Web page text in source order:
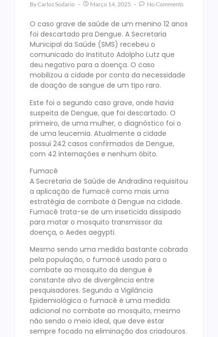
ByCarlos Sodario Março 14, 2025 No Comments
O caso grave de saúde de um menino 12 anos
foi descartado pra Dengue. A Secretaria
Municipal da Saúde (SMS) recebeu o
comunicado do Instituto Adolpho Lutz que
deu negativo para a doença. O caso
mobilizou a cidade por conta da necessidade
de doação de sangue de um tipo raro.
Este foi o segundo caso grave, onde havia
suspeita de Dengue, que foi descartado. O
primeiro, de uma mulher, o diagnóstico foi o
de uma leucemia. Atualmente a cidade
possui 242 casos confirmados de Dengue,
com 42 internações e nenhum óbito.
Fumacê
A Secretaria de Saúde de Andradina requisitou
a aplicação de fumacê como mais uma
estratégia de combate à Dengue na cidade.
Fumacê trata-se de um inseticida dissipado
para matar o mosquito transmissor da
doença, o Aedes aegypti.
Mesmo sendo uma medida bastante cobrada
pela população, o fumacê usado para o
combate ao mosquito da dengue é
constante alvo de divergência entre
pesquisadores. Segundo a Vigilância
Epidemiológica o fumacê é uma medida
adicional no combate ao mosquito, mesmo
não sendo o meio ideal, que deve estar
sempre focado na eliminação dos criadouros.